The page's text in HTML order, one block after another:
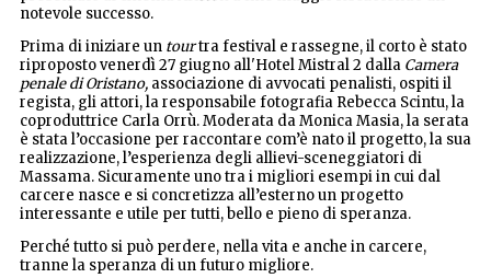
notevole successo.
Prima di iniziare un tourtra festival e rassegne, il corto è stato
riproposto venerdì 27 giugno all'Hotel Mistral 2 dalla Camera
penale di Oristano, associazione di avvocati penalisti, ospiti il
regista, gli attori, la responsabile fotografia Rebecca Scintu, la
coproduttrice Carla Orrù. Moderata da Monica Masia, la serata
è stata l’occasione per raccontare com’è nato il progetto, la sua
realizzazione, l’esperienza degli allievi-sceneggiatori di
Massama. Sicuramente uno tra i migliori esempi in cui dal
carcere nasce e si concretizza all’esterno un progetto
interessante e utile per tutti, bello e pieno di speranza.
Perché tutto si può perdere, nella vita e anche in carcere,
tranne la speranza di un futuro migliore.